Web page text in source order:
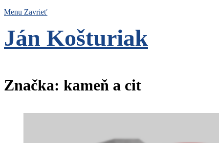
Menu Zavrieť
Ján Košturiak
Značka: kameň a cit